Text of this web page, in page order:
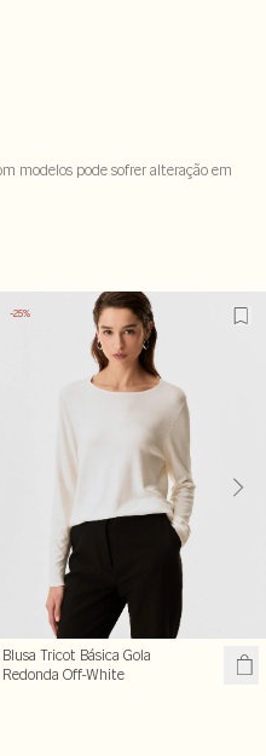
modelos pode sofrer alteração em
-25%
Blusa Tricot Básica Gola
Redonda Off-White